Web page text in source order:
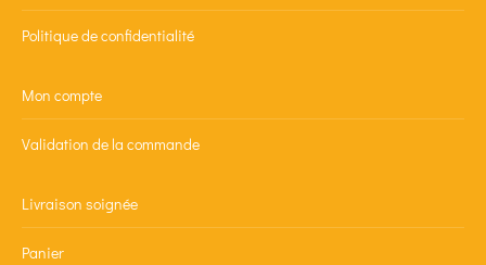
Politique de confidentialité
Mon compte
Validation de la commande
Livraison soignée
Panier